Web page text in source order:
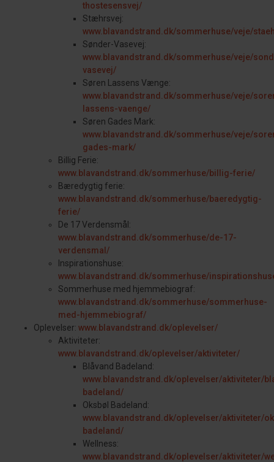
thostesensvej/
Stæhrsvej:
www.blavandstrand.dk/sommerhuse/veje/
Sønder-Vasevej:
www.blavandstrand.dk/sommerhuse/veje/
vasevej/
Søren Lassens Vænge:
www.blavandstrand.dk/sommerhuse/veje/
lassens-vaenge/
Søren Gades Mark:
www.blavandstrand.dk/sommerhuse/veje/
gades-mark/
Billig Ferie:
www.blavandstrand.dk/sommerhuse/billig-ferie/
Bæredygtig ferie:
www.blavandstrand.dk/sommerhuse/baeredygtig-
ferie/
De 17 Verdensmål:
www.blavandstrand.dk/sommerhuse/de-17-
verdensmal/
Inspirationshuse:
www.blavandstrand.dk/sommerhuse/
Sommerhuse med hjemmebiograf:
www.blavandstrand.dk/sommerhuse/sommerhuse-
med-hjemmebiograf/
Oplevelser: www.blavandstrand.dk/oplevelser/
Aktiviteter:
www.blavandstrand.dk/oplevelser/aktiviteter/
Blåvand Badeland:
www.blavandstrand.dk/oplevelser/aktiviteter/
badeland/
Oksbøl Badeland:
www.blavandstrand.dk/oplevelser/aktiviteter/
badeland/
Wellness:
www.blavandstrand.dk/oplevelser/aktiviteter/